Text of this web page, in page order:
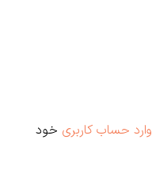
وارد حساب کاربری خود